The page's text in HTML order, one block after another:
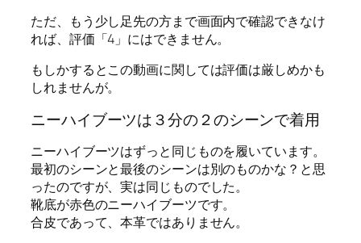
ただ、もう少し足先の方まで画面内で確認できなけ
れば、評価「4」にはできません。
もしかするとこの動画に関しては評価は厳しめかも
しれませんが。
ニーハイブーツは３分の２のシーンで着用
ニーハイブーツはずっと同じものを履いています。
最初のシーンと最後のシーンは別のものかな？と思
ったのですが、実は同じものでした。
靴底が赤色のニーハイブーツです。
合皮であって、本革ではありません。